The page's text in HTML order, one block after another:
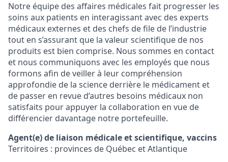
Notre équipe des affaires médicales fait progresser les
soins aux patients en interagissant avec des experts
médicaux externes et des chefs de file de l’industrie
tout en s’assurant que la valeur scientifique de nos
produits est bien comprise. Nous sommes en contact
et nous communiquons avec les employés que nous
formons afin de veiller à leur compréhension
approfondie de la science derrière le médicament et
de passer en revue d’autres besoins médicaux non
satisfaits pour appuyer la collaboration en vue de
différencier davantage notre portefeuille.
Agent(e) de liaison médicale et scientifique, vaccins
Territoires : provinces de Québec et Atlantique